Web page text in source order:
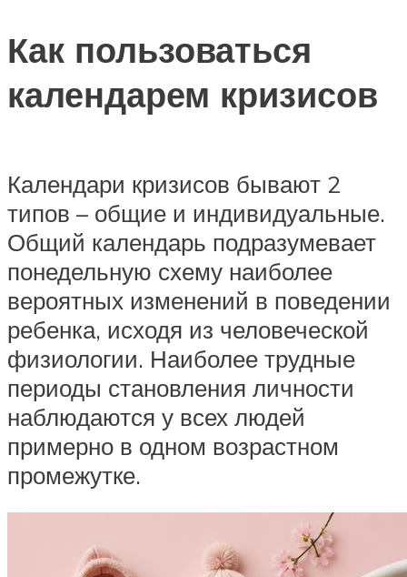
Как пользоваться
календарем кризисов
Календари кризисов бывают 2
типов – общие и индивидуальные.
Общий календарь подразумевает
понедельную схему наиболее
вероятных изменений в поведении
ребенка, исходя из человеческой
физиологии. Наиболее трудные
периоды становления личности
наблюдаются у всех людей
примерно в одном возрастном
промежутке.